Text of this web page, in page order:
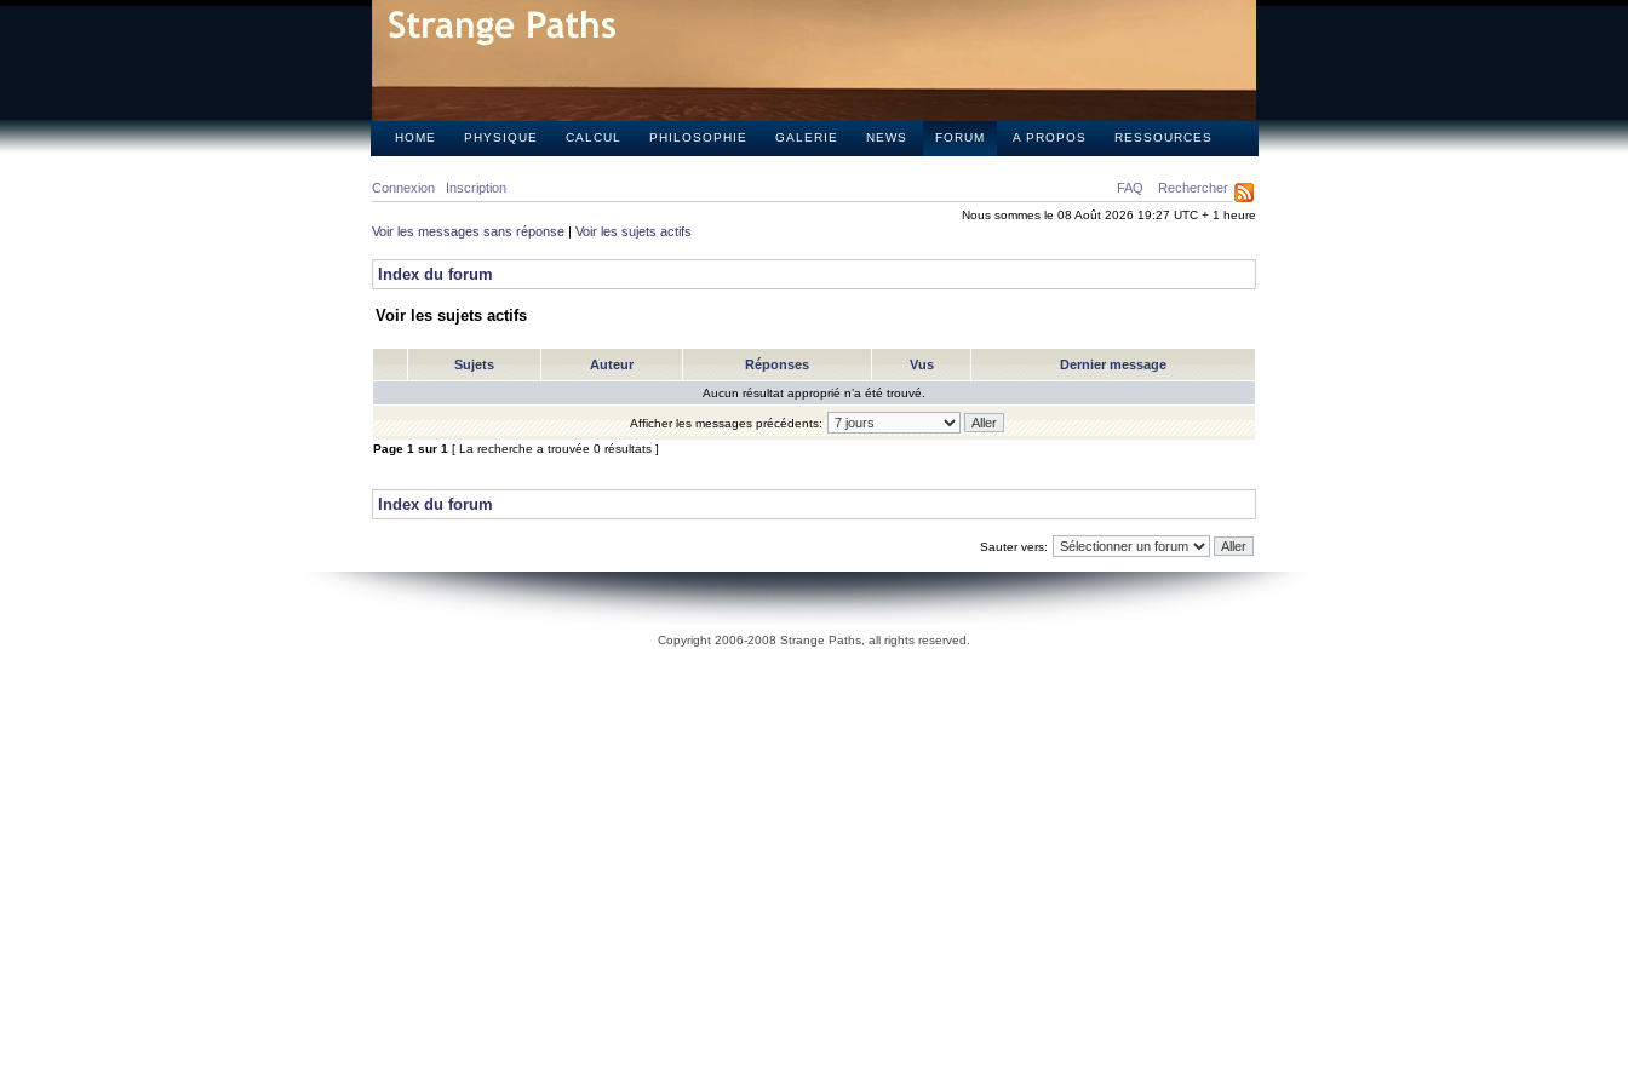
HOME PHYSIQUE CALCUL PHILOSOPHIE GALERIE NEWS FORUM A PROPOS RESSOURCES
FAQ Rechercher
Connexion Inscription
Nous sommes le 08 Août 2026 19:27 UTC + 1 heure
Voir les messages sans réponse | Voir les sujets actifs
Index du forum
Voir les sujets actifs
Sujets Auteur Réponses Vus Dernier message
Aucun résultat approprié n’a été trouvé.
Afficher les messages précédents:
Page 1 sur 1 [ La recherche a trouvée 0 résultats ]
Index du forum
Sauter vers:
Copyright 2006-2008 Strange Paths, all rights reserved.